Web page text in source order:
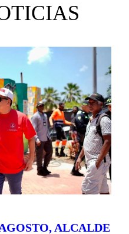
ALCALDE